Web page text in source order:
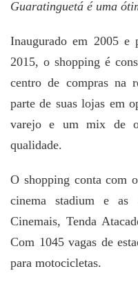
Guaratinguetá é uma
Inaugurado em 2005 e
2015, o shopping é
centro de compras na
parte de suas lojas em
varejo e um mix de
qualidade.
O shopping conta com
cinema stadium e as
Cinemais, Tenda
Com 1045 vagas de
para motocicletas.